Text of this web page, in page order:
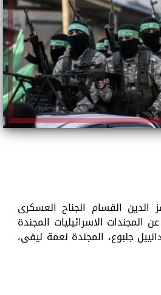
الدين القسام الجناح العسكرى
المجندات الاسرائيليات المجندة
جلبوع، المجندة نعمة ليفى،